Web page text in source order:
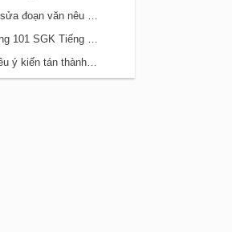
Bài 20 Đánh giá, chỉnh sửa đoạn văn nêu ý kiến tán thành một sự vật, hiện tượng trang 103 SGK Tiếng Việt 5 Kết nối tri thức tập 2
Bài 20 Cụ Đồ Chiểu trang 101 SGK Tiếng Việt 5 Kết nối tri thức tập 2
Bài 19 Viết đoạn văn nêu ý kiến tán thành một sự việc, hiện tượng (Bài viết số 1) trang 100 SGK Tiếng Việt 5 Kết nối tri thức tập 2